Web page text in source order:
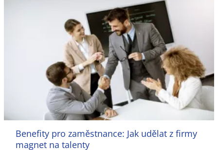
Benefity pro zaměstnance: Jak udělat z firmy
magnet na talenty